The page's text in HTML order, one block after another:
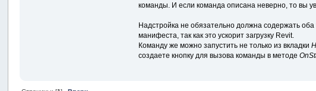
команды. И если команда описана неверно, то вы
Надстройка не обязательно должна содержать
манифеста, так как это ускорит загрузку Revit.
Команду же можно запустить не только из вкладки
создаете кнопку для вызова команды в методе